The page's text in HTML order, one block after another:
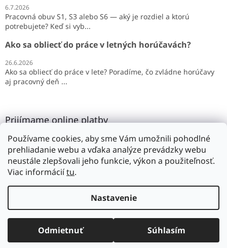
Používame cookies, aby sme Vám umožnili pohodlné
prehliadanie webu a vďaka analýze prevádzky webu
neustále zlepšovali jeho funkcie, výkon a použiteľnosť.
Viac informáciítu.
Nastavenie
Odmietnuť Súhlasím
6.7.2026
Pracovná obuv S1, S3 alebo S6 — aký je rozdiel a ktorú
potrebujete? Keď si vyb...
Ako sa obliecť do práce v letných horúčavách?
26.6.2026
Ako sa obliecť do práce v lete? Poradíme, čo zvládne horúčavy
aj pracovný deň ...
Prijímame online platby
Copyright 2026SILMAR. Všetky práva vyhradené.Upraviť
nastavenie cookies